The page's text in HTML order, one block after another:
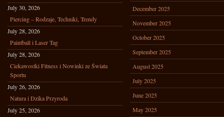
July 30, 2026
Piercing – Rodzaje, Techniki, Trendy
July 28, 2026
Paintball i Laser Tag
July 28, 2026
Ciekawostki Fitness i Nowinki ze Świata
Sportu
July 26, 2026
Natura i Dzika Przyroda
July 25, 2026
December 2025
November 2025
October 2025
September 2025
August 2025
July 2025
June 2025
May 2025